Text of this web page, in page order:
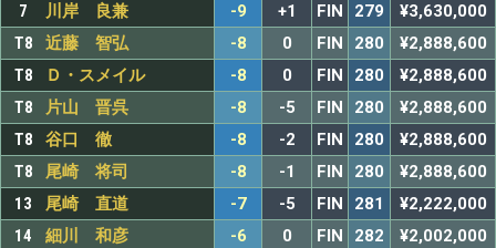
7
川岸 良兼 -9 +1 FIN 279
¥3,630,000
T8
近藤 智弘 -8 0 FIN 280
¥2,888,600
T8
Ｄ・スメイル -8 0 FIN 280
¥2,888,600
T8
片山 晋呉 -8 -5 FIN 280
¥2,888,600
T8
谷口 徹 -8 -2 FIN 280
¥2,888,600
T8
尾崎 将司 -8 -1 FIN 280
¥2,888,600
13
尾崎 直道 -7 -5 FIN 281
¥2,222,000
14
細川 和彦 -6 0 FIN 282
¥2,002,000